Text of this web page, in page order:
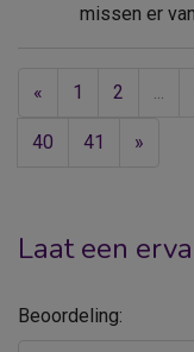
missen er
« 1 2
40 41 »
Laat een
Beoordeling: